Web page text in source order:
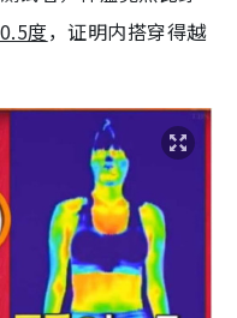
度，证明内搭穿得越